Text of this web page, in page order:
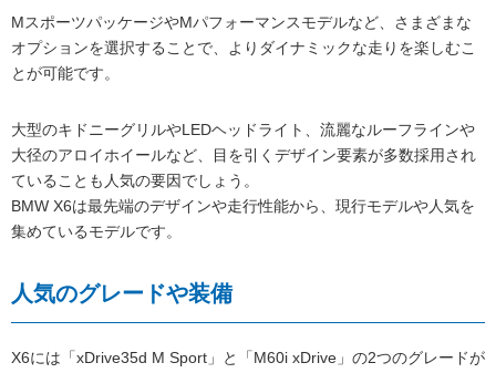
MスポーツパッケージやMパフォーマンスモデルなど、さまざまな
オプションを選択することで、よりダイナミックな走りを楽しむこ
とが可能です。
大型のキドニーグリルやLEDヘッドライト、流麗なルーフラインや
大径のアロイホイールなど、目を引くデザイン要素が多数採用され
ていることも人気の要因でしょう。
BMW X6は最先端のデザインや走行性能から、現行モデルや人気を
集めているモデルです。
人気のグレードや装備
X6には「xDrive35d M Sport」と「M60i xDrive」の2つのグレードが